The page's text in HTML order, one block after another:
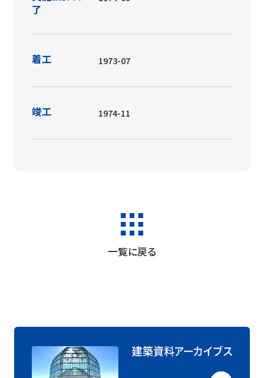
了
着工 1973-07
竣工 1974-11
一覧に戻る